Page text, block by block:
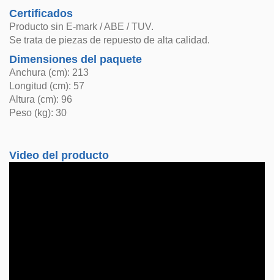
Certificados
Producto sin E-mark / ABE / TUV.
Se trata de piezas de repuesto de alta calidad.
Dimensiones del paquete
Anchura (cm): 213
Longitud (cm): 57
Altura (cm): 96
Peso (kg): 30
Video del producto